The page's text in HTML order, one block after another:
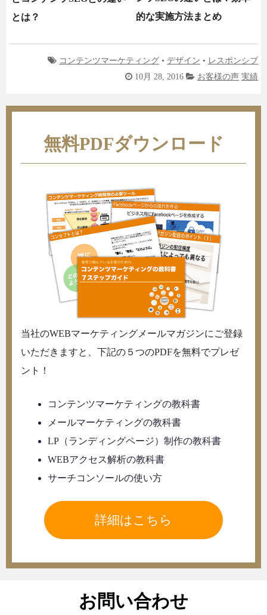
とは？
的な実施方法まとめ
コンテンツマーケティング • デザイン • レスポンシブ
10月 28, 2016
お客様の声 実績
無料PDFダウンロード
当社のWEBマーケティングメールマガジンにご登録
いただきますと、下記の５つのPDFを無料でプレゼ
ント！
コンテンツマーケティングの教科書
メールマーケティングの教科書
LP（ランディングページ）制作の教科書
WEBアクセス解析の教科書
サーチコンソールの使い方
詳細はこちら
お問い合わせ